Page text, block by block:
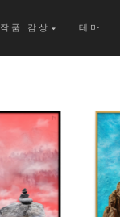
작품 감상 테마